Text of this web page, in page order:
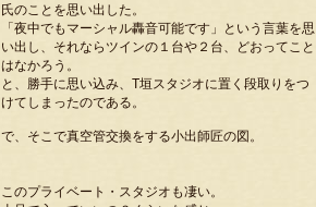
氏のことを思い出した。
「夜中でもマーシャル轟音可能です」という言葉を思
い出し、それならツインの１台や２台、どおってこと
はなかろう。
と、勝手に思い込み、T垣スタジオに置く段取りをつ
けてしまったのである。
で、そこで真空管交換をする小出師匠の図。
このプライベート・スタジオも凄い。